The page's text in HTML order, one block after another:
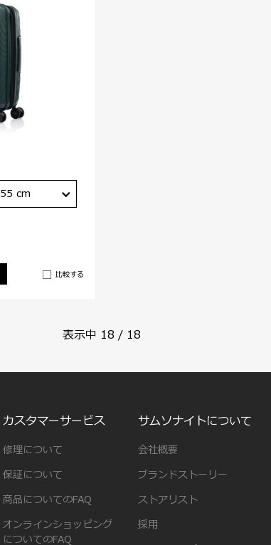
比較する
55 cm
表示中 18 / 18
カスタマーサービス
修理について
保証について
商品についてのFAQ
オンラインショッピング
についてのFAQ
サムソナイトについて
会社概要
ブランドストーリー
ストアリスト
採用